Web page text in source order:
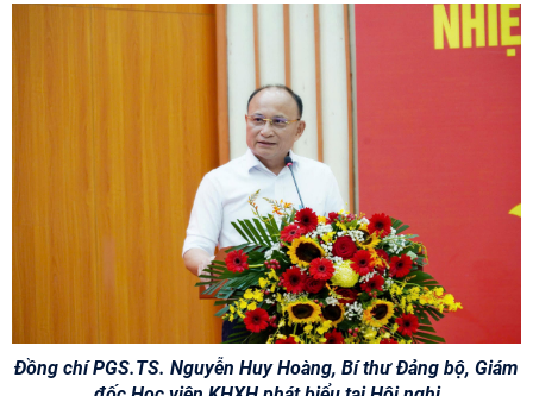
Đồng chí PGS.TS. Nguyễn Huy Hoàng, Bí thư Đảng bộ, Giám